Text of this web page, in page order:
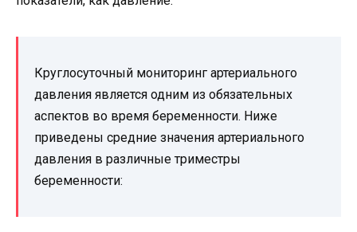
Круглосуточный мониторинг артериального
давления является одним из обязательных
аспектов во время беременности. Ниже
приведены средние значения артериального
давления в различные триместры
беременности: